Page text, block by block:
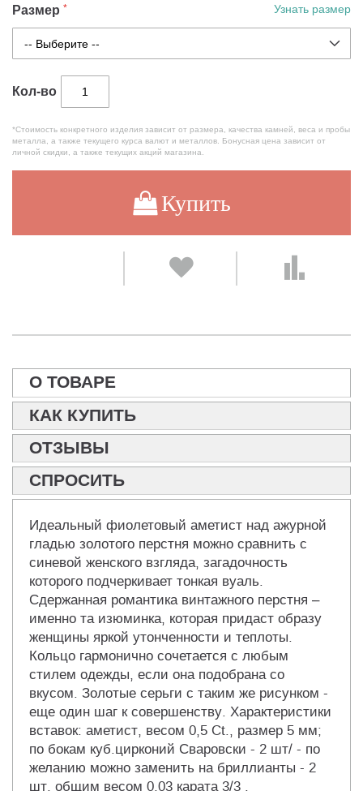
Размер Узнать размер
Кол-во
*Стоимость конкретного изделия зависит от размера, качества камней, веса и пробы
металла, а также текущего курса валют и металлов. Бонусная цена зависит от
личной скидки, а также текущих акций магазина.
Купить
О ТОВАРЕ
КАК КУПИТЬ
ОТЗЫВЫ
СПРОСИТЬ
Идеальный фиолетовый аметист над ажурной
гладью золотого перстня можно сравнить с
синевой женского взгляда, загадочность
которого подчеркивает тонкая вуаль.
Сдержанная романтика винтажного перстня –
именно та изюминка, которая придаст образу
женщины яркой утонченности и теплоты.
Кольцо гармонично сочетается с любым
стилем одежды, если она подобрана со
вкусом. Золотые серьги с таким же рисунком -
еще один шаг к совершенству. Характеристики
вставок: аметист, весом 0,5 Ct., размер 5 мм;
по бокам куб.цирконий Сваровски - 2 шт/ - по
желанию можно заменить на бриллианты - 2
шт, общим весом 0,03 карата 3/3 .